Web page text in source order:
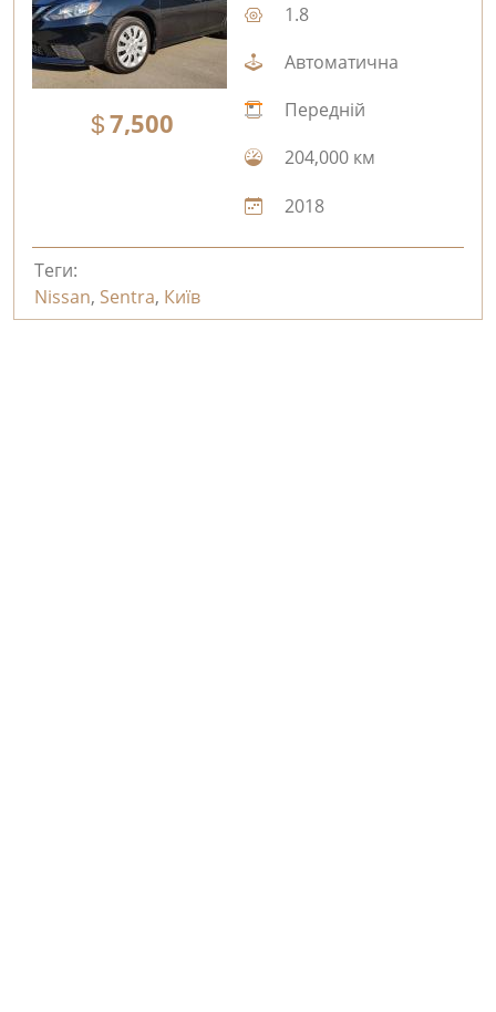
7,500
1.8
Автоматична
Передній
204,000 км
2018
Теги:
Nissan, Sentra, Київ